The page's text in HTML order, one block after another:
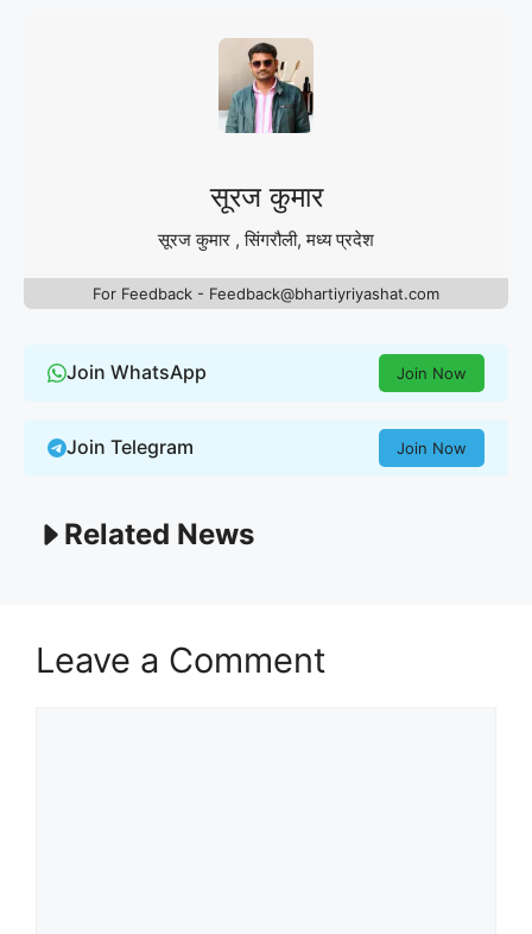
सूरज कुमार
सूरज कुमार , सिंगरौली, मध्य प्रदेश
For Feedback - Feedback@bhartiyriyashat.com
Join WhatsApp Join Now
Join Telegram Join Now
Related News
Leave a Comment